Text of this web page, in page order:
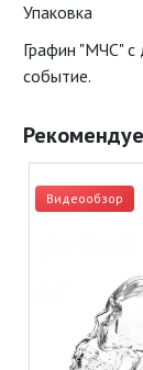
Упаковка
Графин "МЧС" с
событие.
Видеообзор